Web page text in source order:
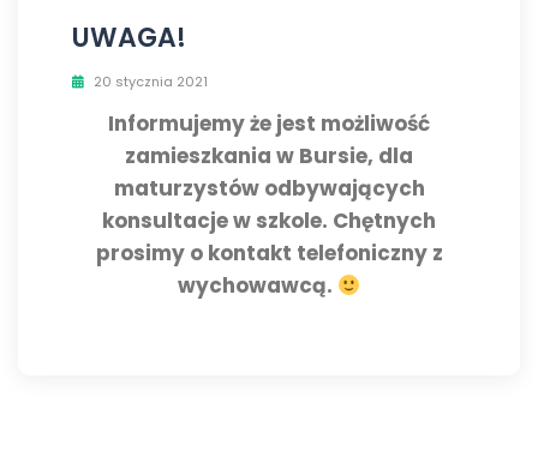
UWAGA!
20 stycznia 2021
Informujemy że jest możliwość
zamieszkania w Bursie, dla
maturzystów odbywających
konsultacje w szkole. Chętnych
prosimy o kontakt telefoniczny z
wychowawcą.